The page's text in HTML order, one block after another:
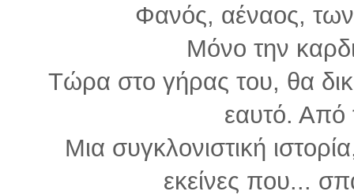
Φανός, αέναος,
Μόνο την
Τώρα στο γήρας του, θα
εαυτό. Από
Μια συγκλονιστική
εκείνες που...